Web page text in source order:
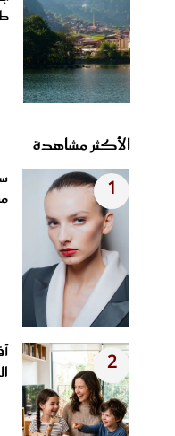
الأكثر مشاهدة
1
2